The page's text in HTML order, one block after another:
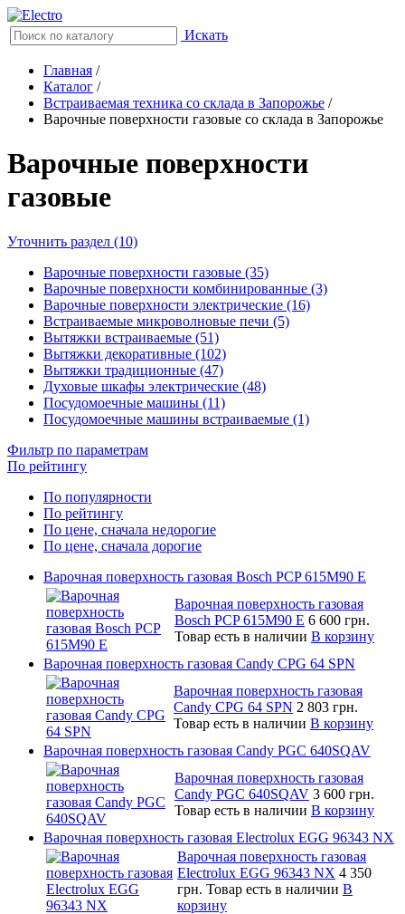
Искать
Главная /
Каталог /
Встраиваемая техника со склада в Запорожье /
Варочные поверхности газовые со склада в Запорожье
Варочные поверхности
газовые
Уточнить раздел (10)
Варочные поверхности газовые (35)
Варочные поверхности комбинированные (3)
Варочные поверхности электрические (16)
Встраиваемые микроволновые печи (5)
Вытяжки встраиваемые (51)
Вытяжки декоративные (102)
Вытяжки традиционные (47)
Духовые шкафы электрические (48)
Посудомоечные машины (11)
Посудомоечные машины встраиваемые (1)
Фильтр по параметрам
По рейтингу
По популярности
По рейтингу
По цене, сначала недорогие
По цене, сначала дорогие
Варочная поверхность газовая Bosch PCP 615M90 E
Варочная поверхность газовая
Bosch PCP 615M90 E 6 600 грн.
Товар есть в наличии В корзину
Варочная поверхность газовая Candy CPG 64 SPN
Варочная поверхность газовая
Candy CPG 64 SPN 2 803 грн.
Товар есть в наличии В корзину
Варочная поверхность газовая Candy PGC 640SQAV
Варочная поверхность газовая
Candy PGC 640SQAV 3 600 грн.
Товар есть в наличии В корзину
Варочная поверхность газовая Electrolux EGG 96343 NX
Варочная поверхность газовая
Electrolux EGG 96343 NX 4 350
грн. Товар есть в наличии В
корзину